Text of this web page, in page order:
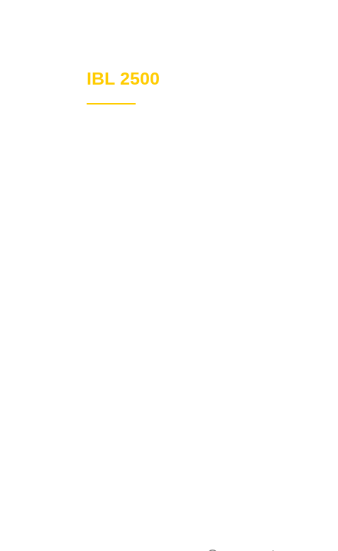
IBL 2500